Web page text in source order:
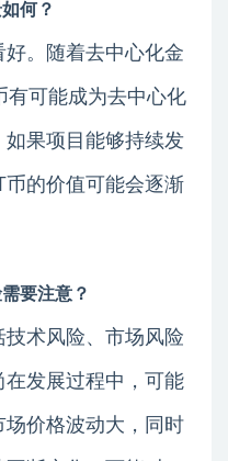
何？
好。随着去中心化金
有可能成为去中心化
果项目能够持续发
币的价值可能会逐渐
要注意？
术风险、市场风险
发展过程中，可能
价格波动大，同时